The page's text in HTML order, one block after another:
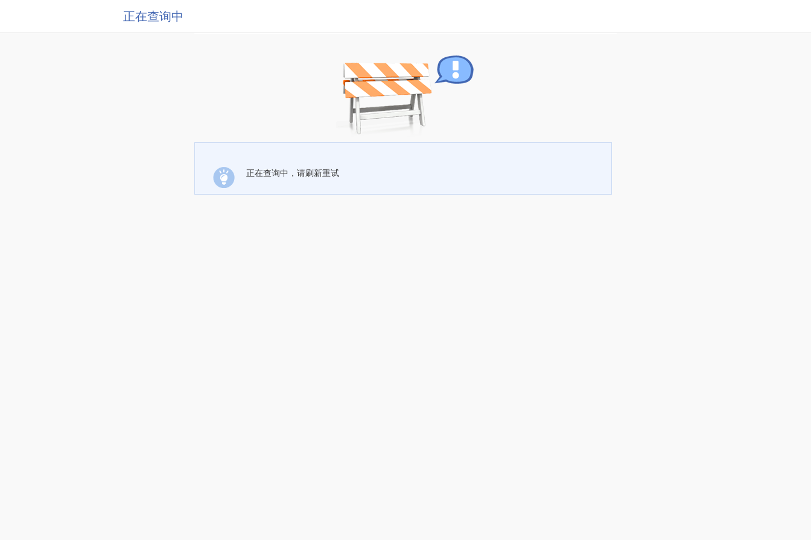
正在查询中
正在查询中，请刷新重试